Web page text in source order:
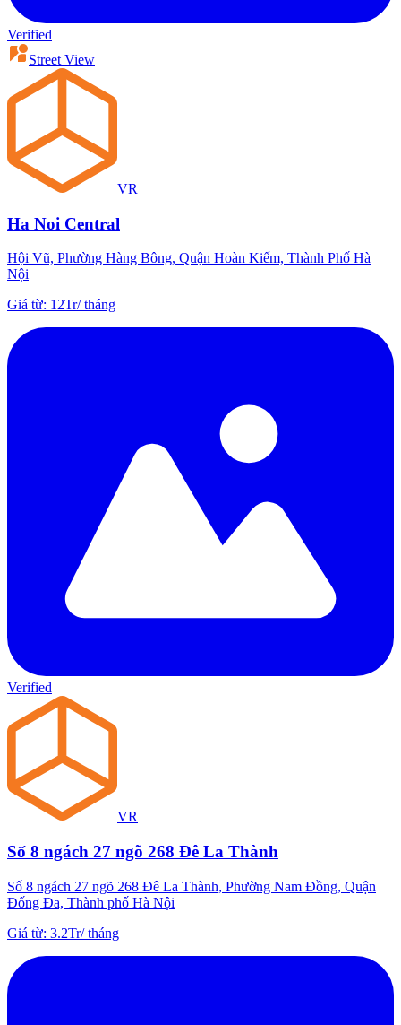
Verified
Street View
VR
Ha Noi Central
Hội Vũ, Phường Hàng Bông, Quận Hoàn Kiếm, Thành Phố Hà
Nội
Giá từ: 12Tr/tháng
Verified
VR
Số 8 ngách 27 ngõ 268 Đê La Thành
Số 8 ngách 27 ngõ 268 Đê La Thành, Phường Nam Đồng, Quận
Đống Đa, Thành phố Hà Nội
Giá từ: 3.2Tr/tháng